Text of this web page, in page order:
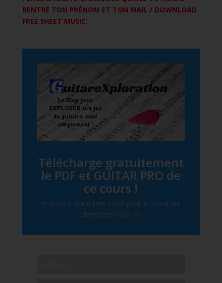
RENTRÉ TON PRÉNOM ET TON MAIL / DOWNLOAD
FREE SHEET MUSIC:
Télécharge gratuitement
le PDF et GUITAR PRO de
ce cours !
et rejoins notre liste email pour recevoir les
dernières news 🙂